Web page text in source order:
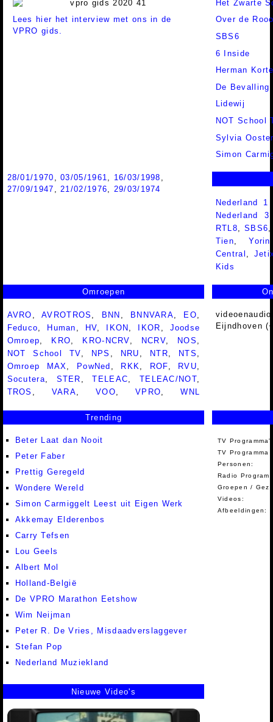
Lees hier het interview met ons in de
VPRO gids.
Het Zwarte
Over de
SBS6
6 Inside
Herman
De Bevalling
Lidewij
NOT School
Sylvia
Simon
28/01/1970 ,03/05/1961, 16/03/1998 ,
27/09/1947 ,21/02/1976, 29/03/1974
Nederland
Nederland
RTL8 ,SBS6
Tien ,Yorin
Central
Kids
Omroepen
AVRO ,AVROTROS , BNN , BNNVARA, EO,
Feduco, Human , HV, IKON , IKOR , Joodse
Omroep, KRO, KRO-NCRV, NCRV, NOS ,
NOT School TV, NPS , NRU , NTR, NTS ,
Omroep MAX, PowNed , RKK, ROF, RVU,
Socutera, STER ,TELEAC, TELEAC/NOT,
TROS , VARA,VOO,VPRO,WNL
Eijndhoven
Trending
Beter Laat dan Nooit
Peter Faber
Prettig Geregeld
Wondere Wereld
Simon Carmiggelt Leest uit Eigen Werk
Akkemay Elderenbos
Carry Tefsen
Lou Geels
Albert Mol
Holland-België
De VPRO Marathon Eetshow
Wim Neijman
Peter R. De Vries, Misdaadverslaggever
Stefan Pop
Nederland Muziekland
TV
TV Programma
Personen:
Radio
Groepen /
Videos:
Afbeeldingen:
Nieuwe Video's